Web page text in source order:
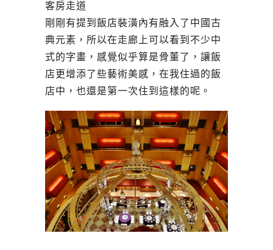
客房走道
剛剛有提到飯店裝潢內有融入了中國古
典元素，所以在走廊上可以看到不少中
式的字畫，感覺似乎算是骨董了，讓飯
店更增添了些藝術美感，在我住過的飯
店中，也還是第一次住到這樣的呢。